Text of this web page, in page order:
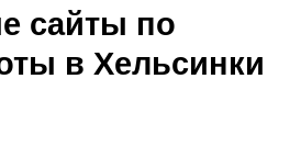
сайты по
в Хельсинки